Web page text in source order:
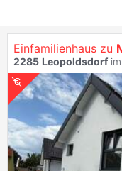
Einfamilienhaus zu
2285 Leopoldsdorf